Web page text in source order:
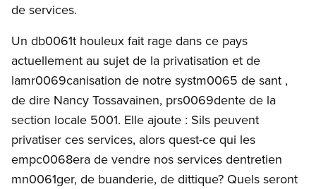
de services.
Un db0061t houleux fait rage dans ce pays
actuellement au sujet de la privatisation et de
lamr0069canisation de notre systm0065 de sant ,
de dire Nancy Tossavainen, prs0069dente de la
section locale 5001. Elle ajoute : Sils peuvent
privatiser ces services, alors quest-ce qui les
empc0068era de vendre nos services dentretien
mn0061ger, de buanderie, de dittique? Quels seront